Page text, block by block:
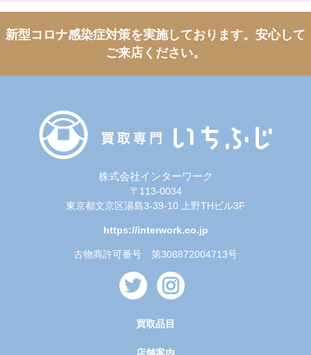
新型コロナ感染症対策を実施しております。 安心して
ご来店ください。
株式会社インターワーク
〒113-0034
東京都文京区湯島3-39-10 上野THビル3F
https://interwork.co.jp
古物商許可番号 第308872004713号
買取品目